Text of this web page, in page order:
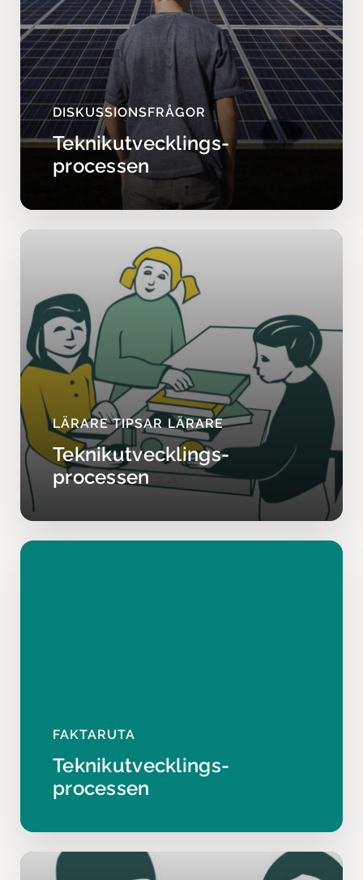
DISKUSSIONSFRÅGOR
Teknikutvecklings­
processen
LÄRARE TIPSAR LÄRARE
Teknikutvecklings­
processen
FAKTARUTA
Teknikutvecklings­
processen